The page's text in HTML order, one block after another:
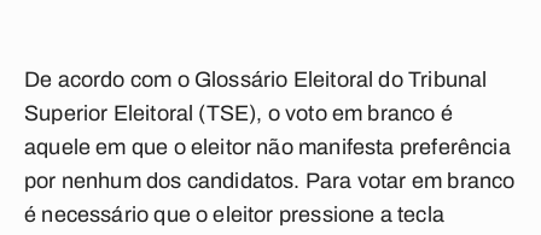
De acordo com o Glossário Eleitoral do Tribunal
Superior Eleitoral (TSE), o voto em branco é
aquele em que o eleitor não manifesta preferência
por nenhum dos candidatos. Para votar em branco
é necessário que o eleitor pressione a tecla